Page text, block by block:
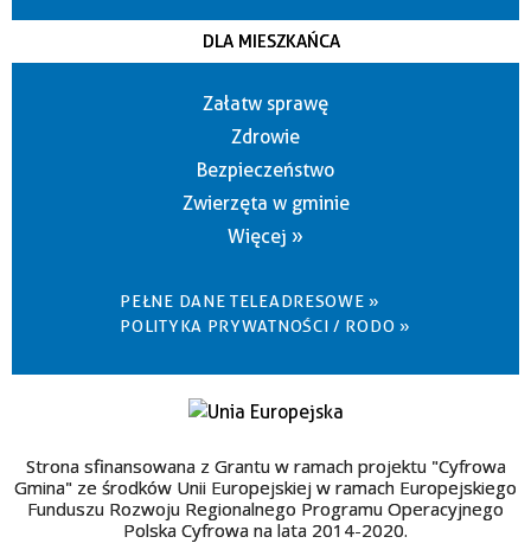
DLA MIESZKAŃCA
Załatw sprawę
Zdrowie
Bezpieczeństwo
Zwierzęta w gminie
Więcej »
PEŁNE DANE TELEADRESOWE »
POLITYKA PRYWATNOŚCI / RODO »
Strona sfinansowana z Grantu w ramach projektu "Cyfrowa
Gmina" ze środków Unii Europejskiej w ramach Europejskiego
Funduszu Rozwoju Regionalnego Programu Operacyjnego
Polska Cyfrowa na lata 2014-2020.